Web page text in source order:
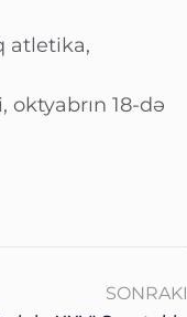
atletika,
18-də
SONRAKI